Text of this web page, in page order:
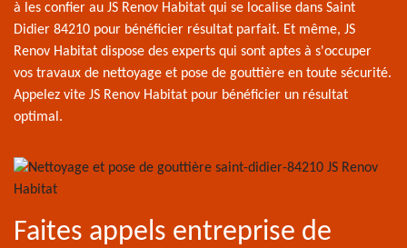
à les confier au JS Renov Habitat qui se localise dans Saint
Didier 84210 pour bénéficier résultat parfait. Et même, JS
Renov Habitat dispose des experts qui sont aptes à s'occuper
vos travaux de nettoyage et pose de gouttière en toute sécurité.
Appelez vite JS Renov Habitat pour bénéficier un résultat
optimal.
Faites appels entreprise de